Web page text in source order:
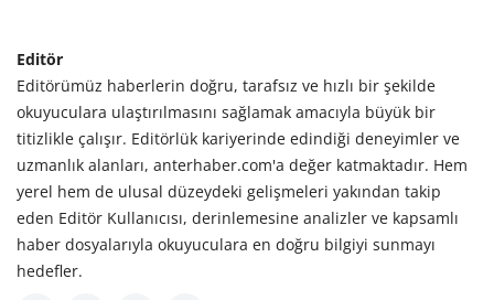
Editör
Editörümüz haberlerin doğru, tarafsız ve hızlı bir şekilde
okuyuculara ulaştırılmasını sağlamak amacıyla büyük bir
titizlikle çalışır. Editörlük kariyerinde edindiği deneyimler ve
uzmanlık alanları, anterhaber.com'a değer katmaktadır. Hem
yerel hem de ulusal düzeydeki gelişmeleri yakından takip
eden Editör Kullanıcısı, derinlemesine analizler ve kapsamlı
haber dosyalarıyla okuyuculara en doğru bilgiyi sunmayı
hedefler.